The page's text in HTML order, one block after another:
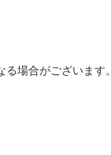
場合がございます。